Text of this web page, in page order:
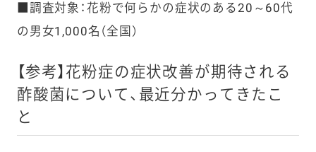
■調査対象：花粉で何らかの症状のある20～60代
の男女1,000名（全国）
【参考】花粉症の症状改善が期待される
酢酸菌について、最近分かってきたこ
と